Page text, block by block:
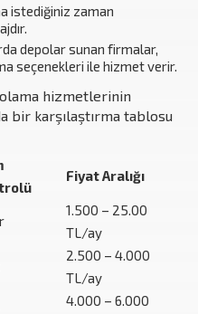
istediğiniz zaman
depolar sunan firmalar,
seçenekleri ile hizmet verir.
hizmetlerinin
bir karşılaştırma tablosu
Fiyat Aralığı
1.500 – 25.00
TL/ay
2.500 – 4.000
TL/ay
4.000 – 6.000